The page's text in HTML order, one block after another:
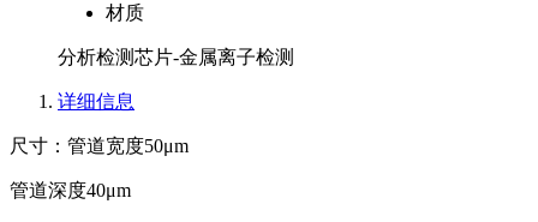
材质
分析检测芯片-金属离子检测
详细信息
尺寸：管道宽度50μm
管道深度40μm